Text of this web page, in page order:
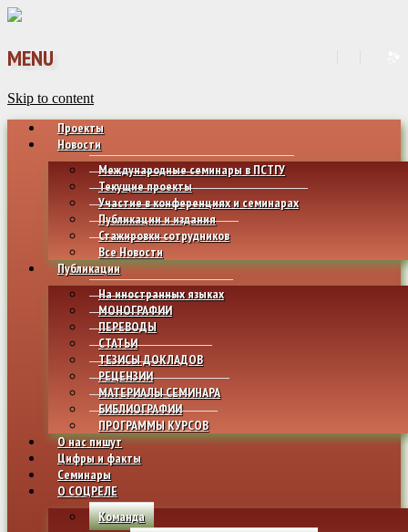
MENU
Skip to content
Проекты
Новости
Международные семинары в ПСТГУ
Текущие проекты
Участие в конференциях и семинарах
Публикации и издания
Стажировки сотрудников
Все Новости
Публикации
На иностранных языках
МОНОГРАФИИ
ПЕРЕВОДЫ
СТАТЬИ
ТЕЗИСЫ ДОКЛАДОВ
РЕЦЕНЗИИ
МАТЕРИАЛЫ СЕМИНАРА
БИБЛИОГРАФИИ
ПРОГРАММЫ КУРСОВ
О нас пишут
Цифры и факты
Семинары
О СОЦРЕЛЕ
Команда